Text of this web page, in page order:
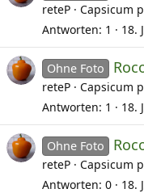
reteP
Capsicum
Antworten 1 18.
Ohne Foto
reteP
Capsicum
Antworten 1 18.
Ohne Foto
reteP
Capsicum
Antworten 0 18.